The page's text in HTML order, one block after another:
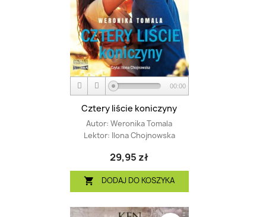
00:00
Cztery liście koniczyny
Autor: Weronika Tomala
Lektor: Ilona Chojnowska
29,95 zł
 DODAJ DO KOSZYKA